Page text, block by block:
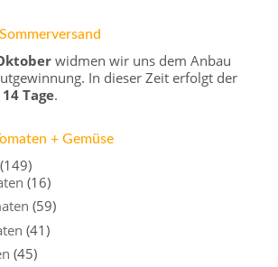
widmen wir uns dem Anbau
In dieser Zeit erfolgt der
Tage.
+ Gemüse
(149)
(16)
(59)
(41)
(45)